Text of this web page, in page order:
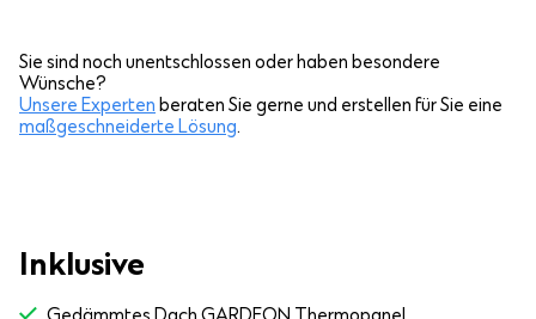
Sie sind noch unentschlossen oder haben besondere
Wünsche?
Unsere Experten beraten Sie gerne und erstellen für Sie eine
maßgeschneiderte Lösung.
Inklusive